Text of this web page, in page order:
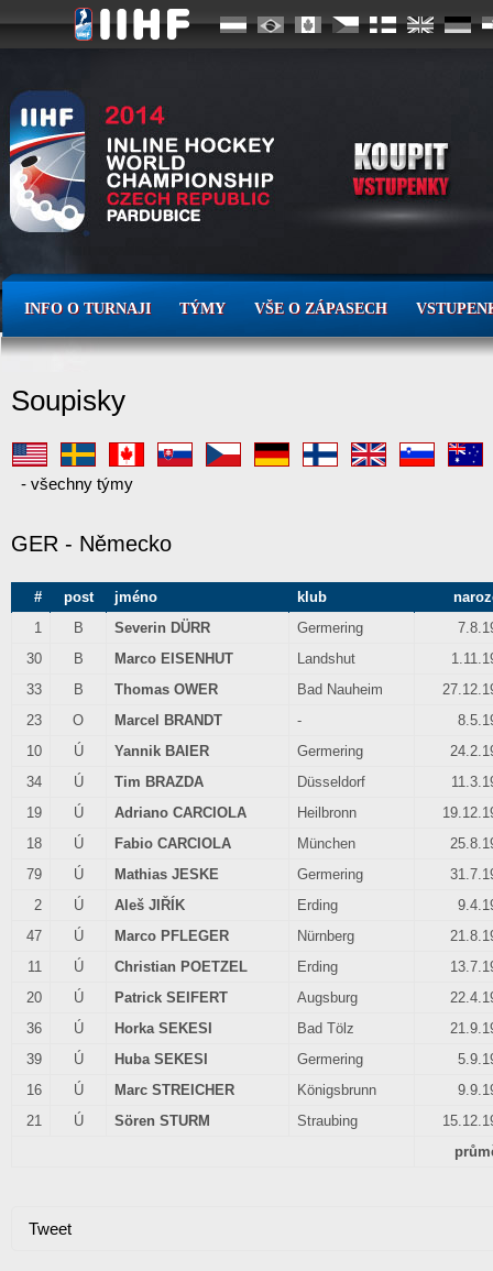
INFO O TURNAJI TÝMY VŠE O ZÁPASECH
Soupisky
- všechny týmy
GER - Německo
# post jméno klub
1
B Severin DÜRR Germering
30
B Marco EISENHUT Landshut
33
B Thomas OWER Bad Nauheim
23
O Marcel BRANDT -
10
Ú Yannik BAIER Germering
34
Ú Tim BRAZDA Düsseldorf
19
Ú Adriano CARCIOLA Heilbronn
18
Ú Fabio CARCIOLA München
79
Ú Mathias JESKE Germering
2
Ú Aleš JIŘÍK Erding
47
Ú Marco PFLEGER Nürnberg
11
Ú Christian POETZEL Erding
20
Ú Patrick SEIFERT Augsburg
36
Ú Horka SEKESI Bad Tölz
39
Ú Huba SEKESI Germering
16
Ú Marc STREICHER Königsbrunn
21
Ú Sören STURM Straubing
Tweet